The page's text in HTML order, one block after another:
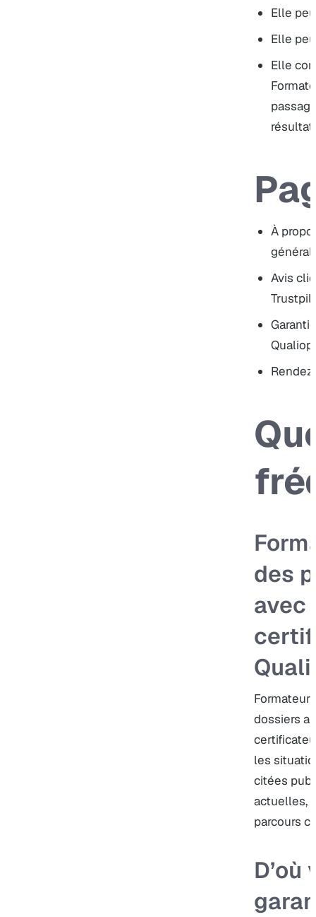
Elle
Elle
Elle
résultat
À
général
Avis
des
avec
Formateur
dossiers
les
citées
actuelles,
parcours